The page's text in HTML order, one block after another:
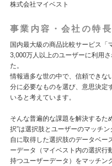
株式会社マイベスト
事業内容・会社の特長
国内最大級の商品比較サービス「
3,000万人以上のユーザーに利用
た。
情報過多な世の中で、信頼できな
分に必要なものを選び、意思決定
いると考えています。
そんな普遍的な課題を解決するた
択”は選択肢とユーザーのマッチ
自に取得した選択肢のデータベー
ーデータ（マイベスト内の選択行
持つユーザーデータ）をマッチン